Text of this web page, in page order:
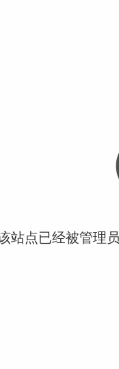
站点已经被管理